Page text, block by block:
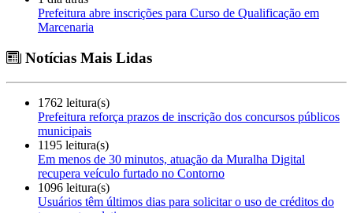
Prefeitura abre inscrições para Curso de Qualificação em
Marcenaria
Notícias Mais Lidas
1762 leitura(s)
Prefeitura reforça prazos de inscrição dos concursos públicos
municipais
1195 leitura(s)
Em menos de 30 minutos, atuação da Muralha Digital
recupera veículo furtado no Contorno
1096 leitura(s)
Usuários têm últimos dias para solicitar o uso de créditos do